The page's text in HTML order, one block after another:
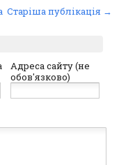
Старіша публікація →
Адреса сайту (не
обов'язково)